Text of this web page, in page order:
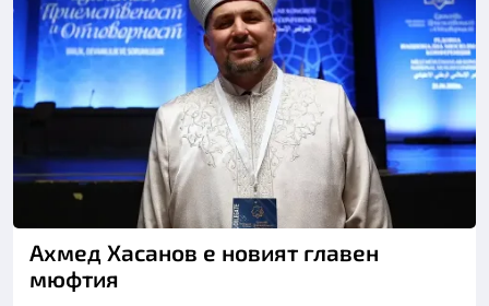
Ахмед Хасанов е новият главен
мюфтия